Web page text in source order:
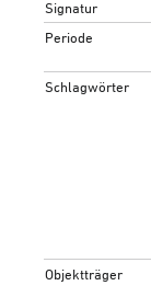
Signatur
Periode
Schlagwörter
Objektträger